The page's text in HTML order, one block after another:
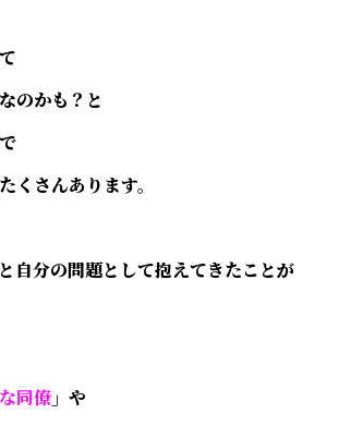
のかも？と
くさんあります。
自分の問題として抱えてきたことが
同僚 」や